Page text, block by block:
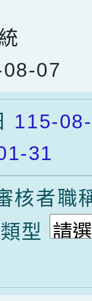
07
115-
31
核者職
型
選
內容會